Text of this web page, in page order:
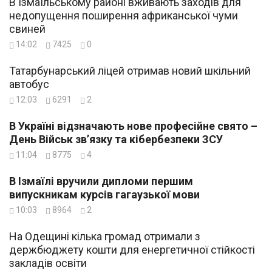
недопущення поширення африканської чуми
свиней
14:02 7425 0
Татарбунарський ліцей отримав новий шкільний
автобус
12:03 6291 2
В Україні відзначають нове професійне свято –
День Військ зв’язку та кібербезпеки ЗСУ
11:04 8775 4
В Ізмаїлі вручили дипломи першим
випускникам курсів гагаузької мови
10:03 8964 2
На Одещині кілька громад отримали з
держбюджету кошти для енергетичної стійкості
закладів освіти